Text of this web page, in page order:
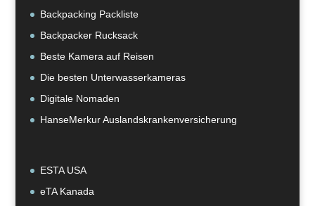
Backpacking Packliste
Backpacker Rucksack
Beste Kamera auf Reisen
Die besten Unterwasserkameras
Digitale Nomaden
HanseMerkur Auslandskrankenversicherung
ESTA USA
eTA Kanada